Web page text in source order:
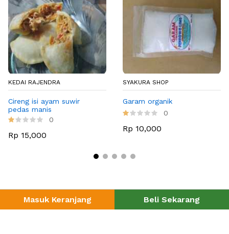
Masuk Keranjang Beli Sekarang
KEDAI RAJENDRA
Cireng isi ayam suwir
pedas manis
0
Rp 15,000
SYAKURA SHOP
Garam organik
0
Rp 10,000